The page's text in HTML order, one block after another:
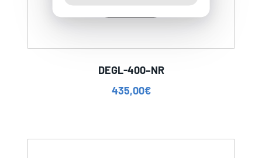
DEGL-400–NR
435,00€